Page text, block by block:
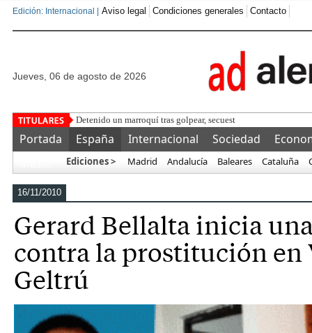
Edición: Internacional | Aviso legal Condiciones generales Contacto
jueves, 06 de agosto de 2026
Detenido un marroquí tras golpear, secuestrar en un coche y
Portada España Internacional Sociedad
Ediciones > Madrid Andalucía Baleares Cataluña
16/11/2010
Gerard Bellalta inicia una
contra la prostitución en
Geltrú